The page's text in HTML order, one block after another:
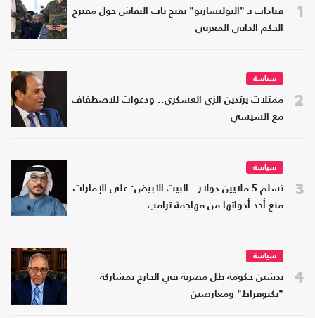
1
قيادات بـ "البوليساريو" تفتح باب النقاش حول مقترح
الحكم الذاتي المغربي
2
سياسة
ممثلات يرتدين الزي العسكري.. ودعوات للاصطفاف
مع السيسي
3
سياسة
تسلم 5 ملايين دولار.. البيت الأبيض: على الإمارات
منع أحد أدواتها من مهاجمة ترامب
4
سياسة
تدشين حكومة ظل مصرية في الخارج بمشاركة
"تكنوقراط" ومعارضين